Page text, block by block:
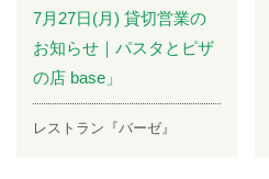
7月27日(月) 貸切営業の
お知らせ｜パスタとピザ
の店 base」
レストラン『バーゼ』